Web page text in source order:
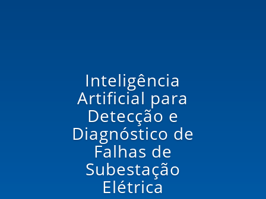
Inteligência
Artificial para
Detecção e
Diagnóstico de
Falhas de
Subestação
Elétrica